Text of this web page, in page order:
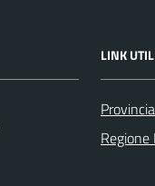
LINK
Regione